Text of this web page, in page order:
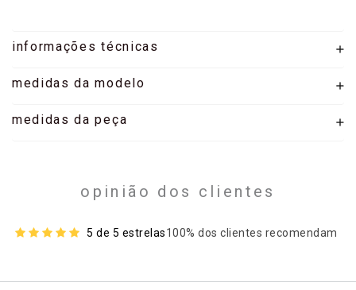
informações técnicas
medidas da modelo
medidas da peça
opinião dos clientes
5 de 5 estrelas100% dos clientes recomendam